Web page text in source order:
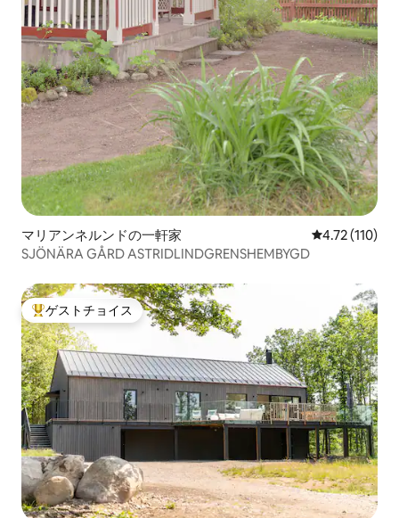
マリアンネルンドの一軒家 レビュー110
4.72 (110)
SJÖNÄRA GÅRD ASTRIDLINDGRENSHEMBYGD
大好評のゲストチョイスです。
ゲストチョイス